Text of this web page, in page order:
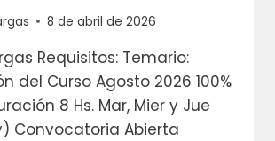
8 de abril de 2026
Requisitos: Temario:
del Curso Agosto 2026 100%
8 Hs. Mar, Mier y Jue
Convocatoria Abierta